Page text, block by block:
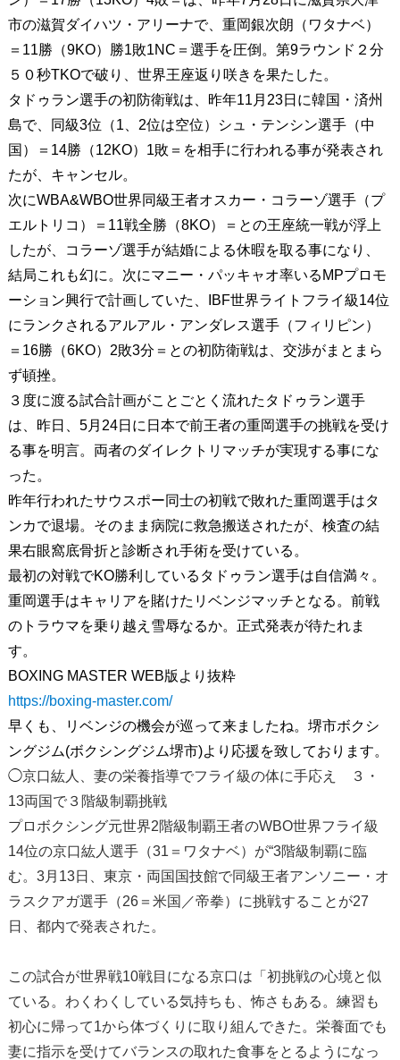
市の滋賀ダイハツ・アリーナで、重岡銀次朗（ワタナベ）
＝11勝（9KO）勝1敗1NC＝選手を圧倒。第9ラウンド２分
５０秒TKOで破り、世界王座返り咲きを果たした。
タドゥラン選手の初防衛戦は、昨年11月23日に韓国・済州
島で、同級3位（1、2位は空位）シュ・テンシン選手（中
国）＝14勝（12KO）1敗＝を相手に行われる事が発表され
たが、キャンセル。
次にWBA&WBO世界同級王者オスカー・コラーゾ選手（プ
エルトリコ）＝11戦全勝（8KO）＝との王座統一戦が浮上
したが、コラーゾ選手が結婚による休暇を取る事になり、
結局これも幻に。次にマニー・パッキャオ率いるMPプロモ
ーション興行で計画していた、IBF世界ライトフライ級14位
にランクされるアルアル・アンダレス選手（フィリピン）
＝16勝（6KO）2敗3分＝との初防衛戦は、交渉がまとまら
ず頓挫。
３度に渡る試合計画がことごとく流れたタドゥラン選手
は、昨日、5月24日に日本で前王者の重岡選手の挑戦を受け
る事を明言。両者のダイレクトリマッチが実現する事にな
った。
昨年行われたサウスポー同士の初戦で敗れた重岡選手はタ
ンカで退場。そのまま病院に救急搬送されたが、検査の結
果右眼窩底骨折と診断され手術を受けている。
最初の対戦でKO勝利しているタドゥラン選手は自信満々。
重岡選手はキャリアを賭けたリベンジマッチとなる。前戦
のトラウマを乗り越え雪辱なるか。正式発表が待たれま
す。
BOXING MASTER WEB版より抜粋
https://boxing-master.com/
早くも、リベンジの機会が巡って来ましたね。堺市ボクシ
ングジム(ボクシングジム堺市)より応援を致しております。
◯京口紘人、妻の栄養指導でフライ級の体に手応え ３・
13両国で３階級制覇挑戦
プロボクシング元世界2階級制覇王者のWBO世界フライ級
14位の京口紘人選手（31＝ワタナベ）が“3階級制覇に臨
む。3月13日、東京・両国国技館で同級王者アンソニー・オ
ラスクアガ選手（26＝米国／帝拳）に挑戦することが27
日、都内で発表された。
この試合が世界戦10戦目になる京口は「初挑戦の心境と似
ている。わくわくしている気持ちも、怖さもある。練習も
初心に帰って1から体づくりに取り組んできた。栄養面でも
妻に指示を受けてバランスの取れた食事をとるようになっ